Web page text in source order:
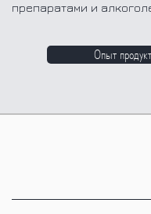
препаратами и
Опыт